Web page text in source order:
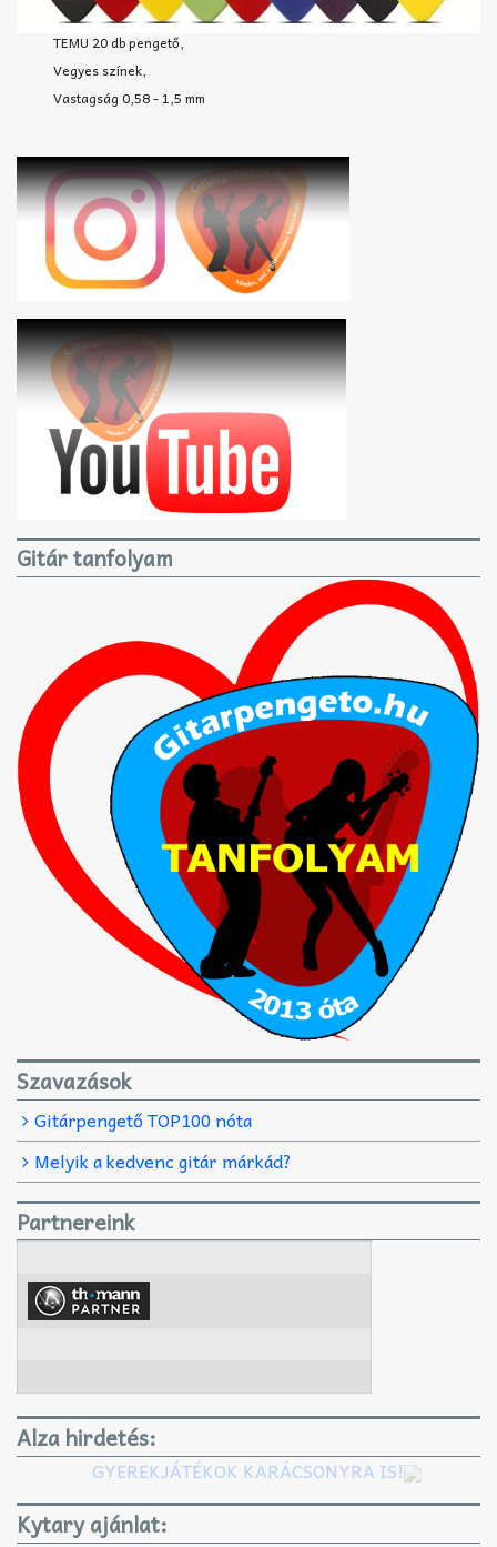
TEMU 20 db pengető,
Vegyes színek,
Vastagság 0,58 - 1,5 mm
Gitár tanfolyam
Szavazások
Gitárpengető TOP100 nóta
Melyik a kedvenc gitár márkád?
Partnereink
Alza hirdetés:
GYEREKJÁTÉKOK KARÁCSONYRA IS!
Kytary ajánlat: